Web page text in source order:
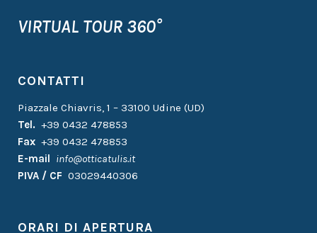
VIRTUAL TOUR 360°
CONTATTI
Piazzale Chiavris, 1 – 33100 Udine (UD)
Tel. +39 0432 478853
Fax +39 0432 478853
E-mail info@otticatulis.it
PIVA / CF 03029440306
ORARI DI APERTURA